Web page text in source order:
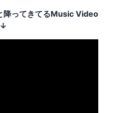
降ってきてるMusic Video
↓